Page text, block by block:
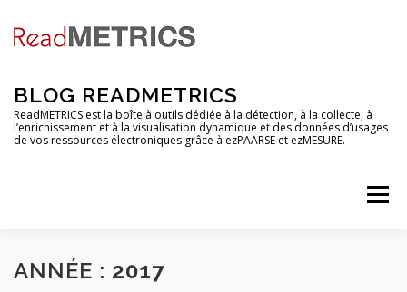
contenu
BLOG READMETRICS
ReadMETRICS est la boîte à outils dédiée à la détection, à la collecte, à
l’enrichissement et à la visualisation dynamique et des données d’usages
de vos ressources électroniques grâce à ezPAARSE et ezMESURE.
Menu
NOUVELLES FONCTIONNALITES
ANNÉE : 2017